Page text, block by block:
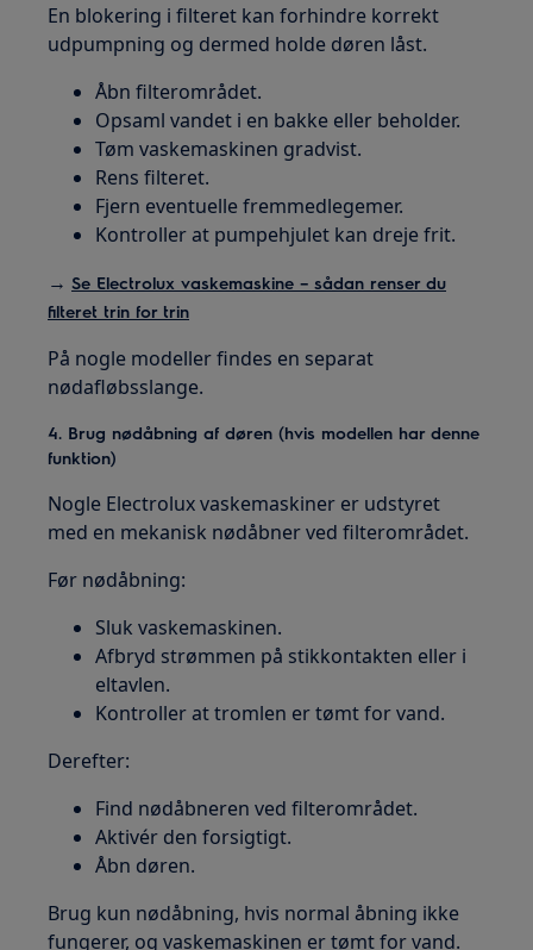
En blokering i filteret kan forhindre korrekt
udpumpning og dermed holde døren låst.
Åbn filterområdet.
Opsaml vandet i en bakke eller beholder.
Tøm vaskemaskinen gradvist.
Rens filteret.
Fjern eventuelle fremmedlegemer.
Kontroller at pumpehjulet kan dreje frit.
→Se Electrolux vaskemaskine – sådan renser du
filteret trin for trin
På nogle modeller findes en separat
nødafløbsslange.
4. Brug nødåbning af døren (hvis modellen har denne
funktion)
Nogle Electrolux vaskemaskiner er udstyret
med en mekanisk nødåbner ved filterområdet.
Før nødåbning:
Sluk vaskemaskinen.
Afbryd strømmen på stikkontakten eller i
eltavlen.
Kontroller at tromlen er tømt for vand.
Derefter:
Find nødåbneren ved filterområdet.
Aktivér den forsigtigt.
Åbn døren.
Brug kun nødåbning, hvis normal åbning ikke
fungerer, og vaskemaskinen er tømt for vand.